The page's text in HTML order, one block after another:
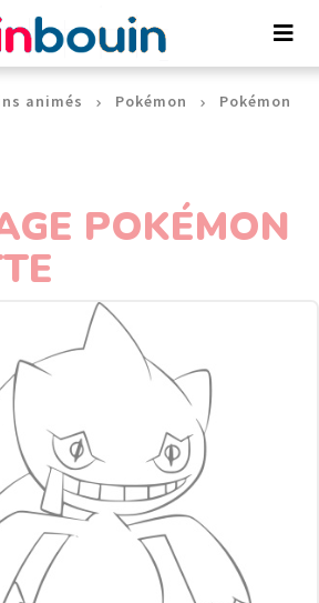
animés Pokémon
Pokémon
POKÉMON
cookies